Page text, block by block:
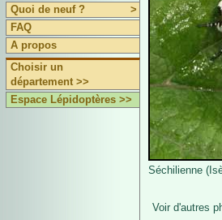
Quoi de neuf ?
>
FAQ
A propos
Choisir un
département >>
Espace Lépidoptères >>
Séchilienne
Voir d'autres